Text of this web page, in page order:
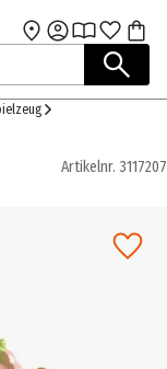
Artikelnr. 3117207